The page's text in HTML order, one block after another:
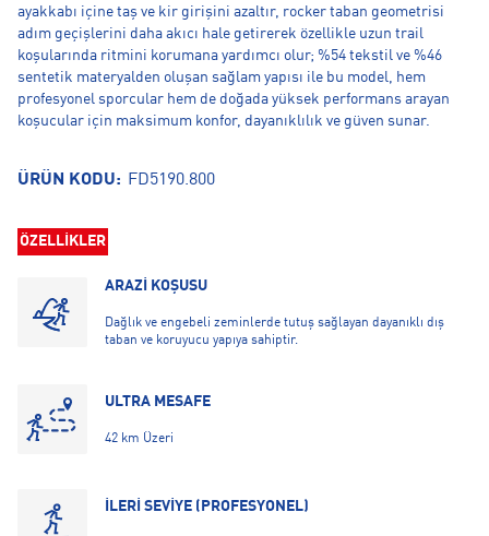
ayakkabı içine taş ve kir girişini azaltır, rocker taban geometrisi
adım geçişlerini daha akıcı hale getirerek özellikle uzun trail
koşularında ritmini korumana yardımcı olur; %54 tekstil ve %46
sentetik materyalden oluşan sağlam yapısı ile bu model, hem
profesyonel sporcular hem de doğada yüksek performans arayan
koşucular için maksimum konfor, dayanıklılık ve güven sunar.
ÜRÜN KODU: FD5190.800
ÖZELLİKLER
ARAZİ KOŞUSU
Dağlık ve engebeli zeminlerde tutuş sağlayan dayanıklı dış
taban ve koruyucu yapıya sahiptir.
ULTRA MESAFE
42 km Üzeri
İLERİ SEVİYE (PROFESYONEL)